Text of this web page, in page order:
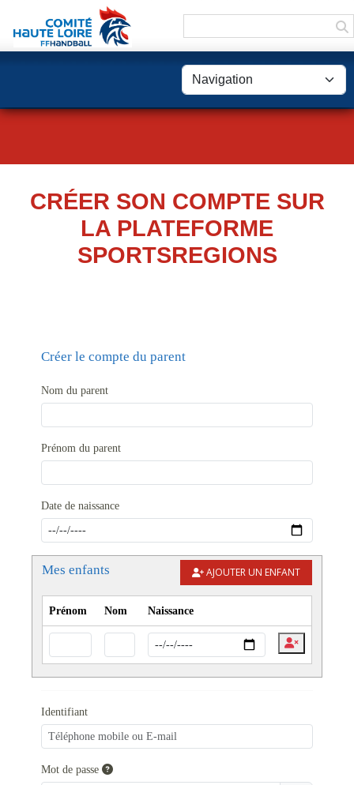
CRÉER SON COMPTE SUR
LA PLATEFORME
SPORTSREGIONS
Créer le compte du parent
Nom du parent
Prénom du parent
Date de naissance
Mes enfants AJOUTER UN ENFANT
Prénom Nom Naissance
Identifiant
Mot de passe
Panneau de gestion des cookies